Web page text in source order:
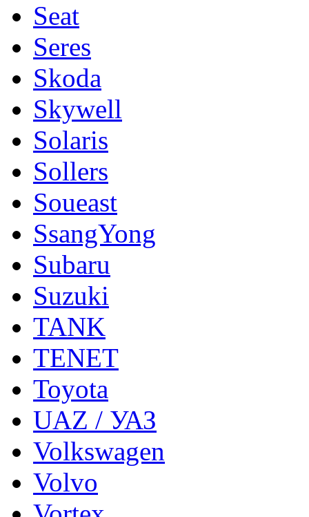
Seat
Seres
Skoda
Skywell
Solaris
Sollers
Soueast
SsangYong
Subaru
Suzuki
TANK
TENET
Toyota
UAZ / УАЗ
Volkswagen
Volvo